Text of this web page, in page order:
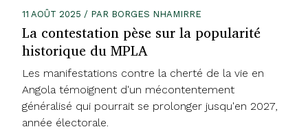
11 AOÛT 2025 / PAR BORGES NHAMIRRE
La contestation pèse sur la popularité
historique du MPLA
Les manifestations contre la cherté de la vie en
Angola témoignent d'un mécontentement
généralisé qui pourrait se prolonger jusqu'en 2027,
année électorale.